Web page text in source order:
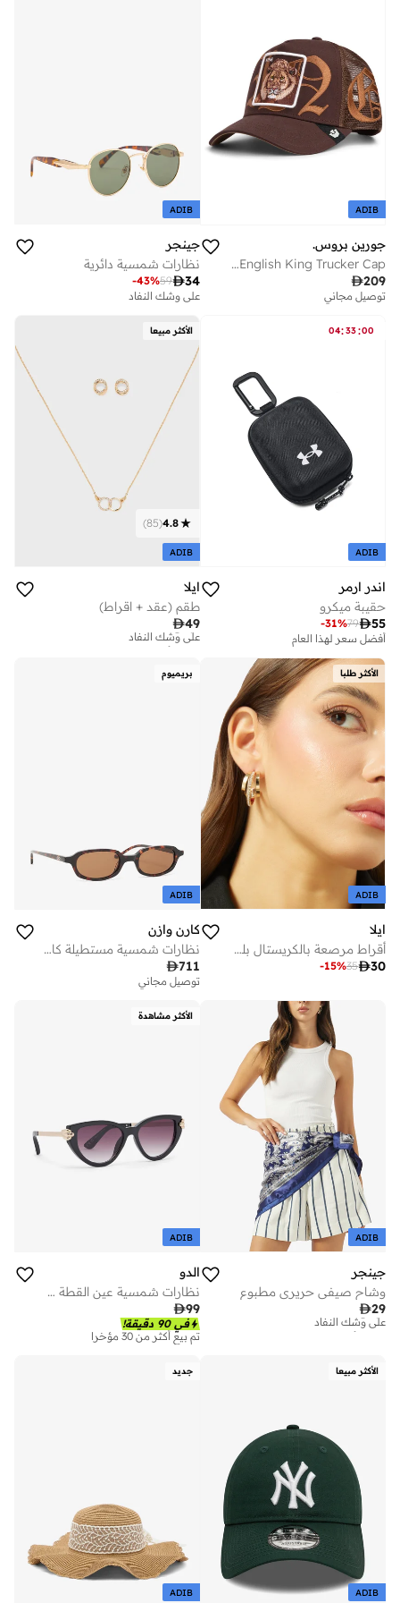
ADIB
جورين بروس.
Goorin Bros. Old English King Trucker Cap
209
توصيل مجاني
ADIB
جينجر
نظارات شمسية دائرية
34
59
-43%
على وشك النفاد
04:33:00
ADIB
اندر ارمر
حقيبة ميكرو
55
79
-31%
أفضل سعر لهذا العام
الأكثر مبيعا
4.8
(
85
)
ADIB
ايلا
طقم (عقد + اقراط)
49
تم بيع أكثر من 20 مؤخرا
على وشك النفاد
تم بيع أكثر من 20 مؤخرا
الأكثر طلبا
ADIB
ايلا
أقراط مرصعة بالكريستال بلمسة ذهبية
30
35
-15%
بريميوم
ADIB
كارن وازن
نظارات شمسية مستطيلة كارولين
711
توصيل مجاني
ADIB
جينجر
وشاح صيفي حريري مطبوع
29
تم بيع أكثر من 10 مؤخرا
على وشك النفاد
تم بيع أكثر من 10 مؤخرا
الأكثر مشاهدة
ADIB
الدو
نظارات شمسية عين القطة غايا
99
في 90 دقيقة!
تم بيع أكثر من 30 مؤخرا
الأكثر مبيعا
ADIB
جديد
ADIB